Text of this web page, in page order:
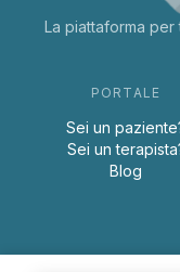
La piattaforma
PORTALE
Sei un
Sei un
Blog